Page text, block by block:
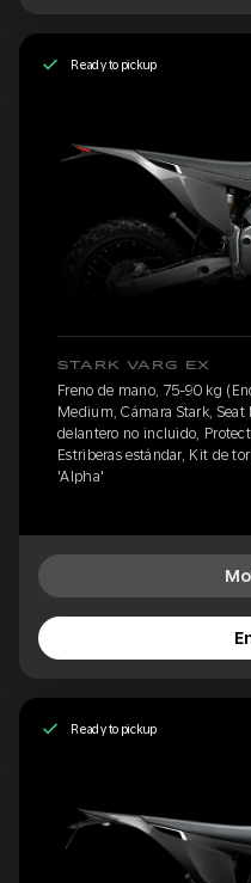
Ready to pickup
STARK VARG EX
Freno de mano, 75-90 kg
Medium, Cámara Stark,
delantero no incluido,
Estriberas estándar, Kit de
'Alpha'
Ready to pickup